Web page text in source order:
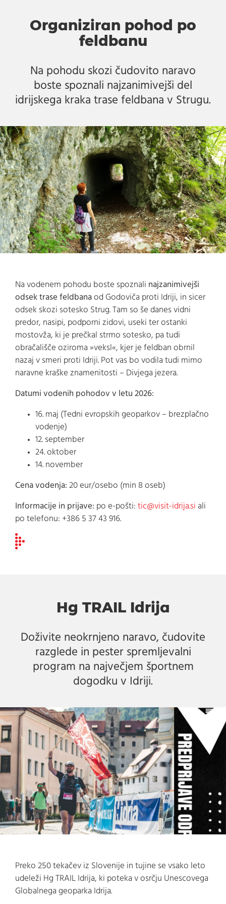
Organiziran pohod po
feldbanu
Na pohodu skozi čudovito naravo
boste spoznali najzanimivejši del
idrijskega kraka trase feldbana v Strugu.
Na vodenem pohodu boste spoznali najzanimivejši
odsek trase feldbana od Godoviča proti Idriji, in sicer
odsek skozi sotesko Strug. Tam so še danes vidni
predor, nasipi, podporni zidovi, useki ter ostanki
mostovža, ki je prečkal strmo sotesko, pa tudi
obračališče oziroma »veksl«, kjer je feldban obrnil
nazaj v smeri proti Idriji. Pot vas bo vodila tudi mimo
naravne kraške znamenitosti – Divjega jezera.
Datumi vodenih pohodov v letu 2026:
16. maj (Tedni evropskih geoparkov – brezplačno
vodenje)
12. september
24. oktober
14. november
Cena vodenja: 20 eur/osebo (min 8 oseb)
Informacije in prijave: po e-pošti: tic@visit-idrija.si ali
po telefonu: +386 5 37 43 916.
Hg TRAIL Idrija
Doživite neokrnjeno naravo, čudovite
razglede in pester spremljevalni
program na največjem športnem
dogodku v Idriji.
Preko 250 tekačev iz Slovenije in tujine se vsako leto
udeleži Hg TRAIL Idrija, ki poteka v osrčju Unescovega
Globalnega geoparka Idrija.